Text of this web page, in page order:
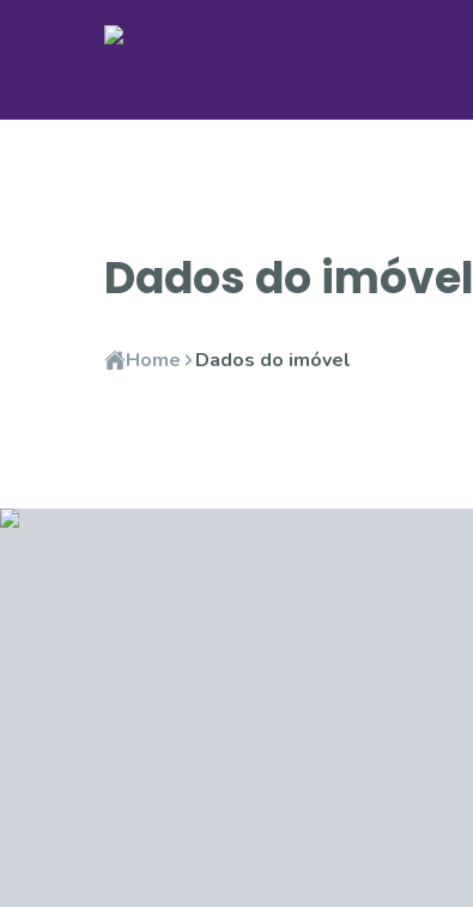
Dados do imóvel
Home Dados do imóvel